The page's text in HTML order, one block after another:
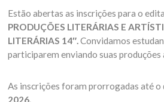
Estão abertas as inscrições para o
PRODUÇÕES LITERÁRIAS E
LITERÁRIAS 14″.Convidamos
participarem enviando suas
As inscrições foram prorrogadas até o
2026.